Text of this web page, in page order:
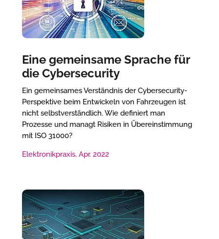
Eine gemeinsame Sprache für
die Cybersecurity
Ein gemeinsames Verständnis der Cybersecurity-
Perspektive beim Entwickeln von Fahrzeugen ist
nicht selbstverständlich. Wie definiert man
Prozesse und managt Risiken in Übereinstimmung
mit ISO 31000?
Elektronikpraxis, Apr. 2022